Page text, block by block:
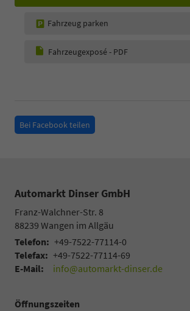
Fahrzeug parken
Fahrzeugexposé - PDF
Bei Facebook teilen
Automarkt Dinser GmbH
Franz-Walchner-Str. 8
88239 Wangen im Allgäu
Telefon: +49-7522-77114-0
Telefax: +49-7522-77114-69
E-Mail:
info@automarkt-dinser.de
Öffnungszeiten